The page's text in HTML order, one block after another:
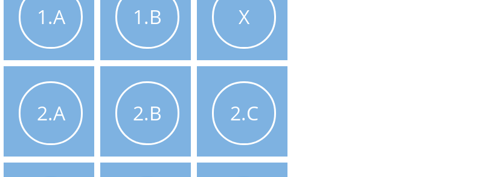
1.A 1.B X
2.A 2.B 2.C